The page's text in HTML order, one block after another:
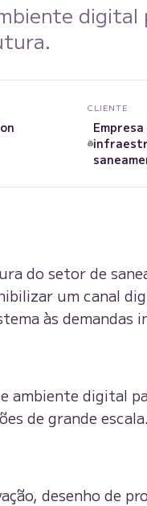
digital
CLIENTE
do setor de
um canal
às demandas
ambiente digital
de grande escala.
desenho de